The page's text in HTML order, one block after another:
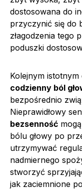
dostosowana do
przyczynić się do
złagodzenia tego
poduszki
Kolejnym
codzienny ból
bezpośrednio
Nieprawidłowy
bezsenność
bólu głowy po
utrzymywać
nadmiernego
stworzyć
jak zaciemnione